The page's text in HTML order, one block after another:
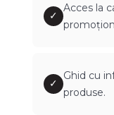
✓
Acces la
✓
Ghid cu
produse.